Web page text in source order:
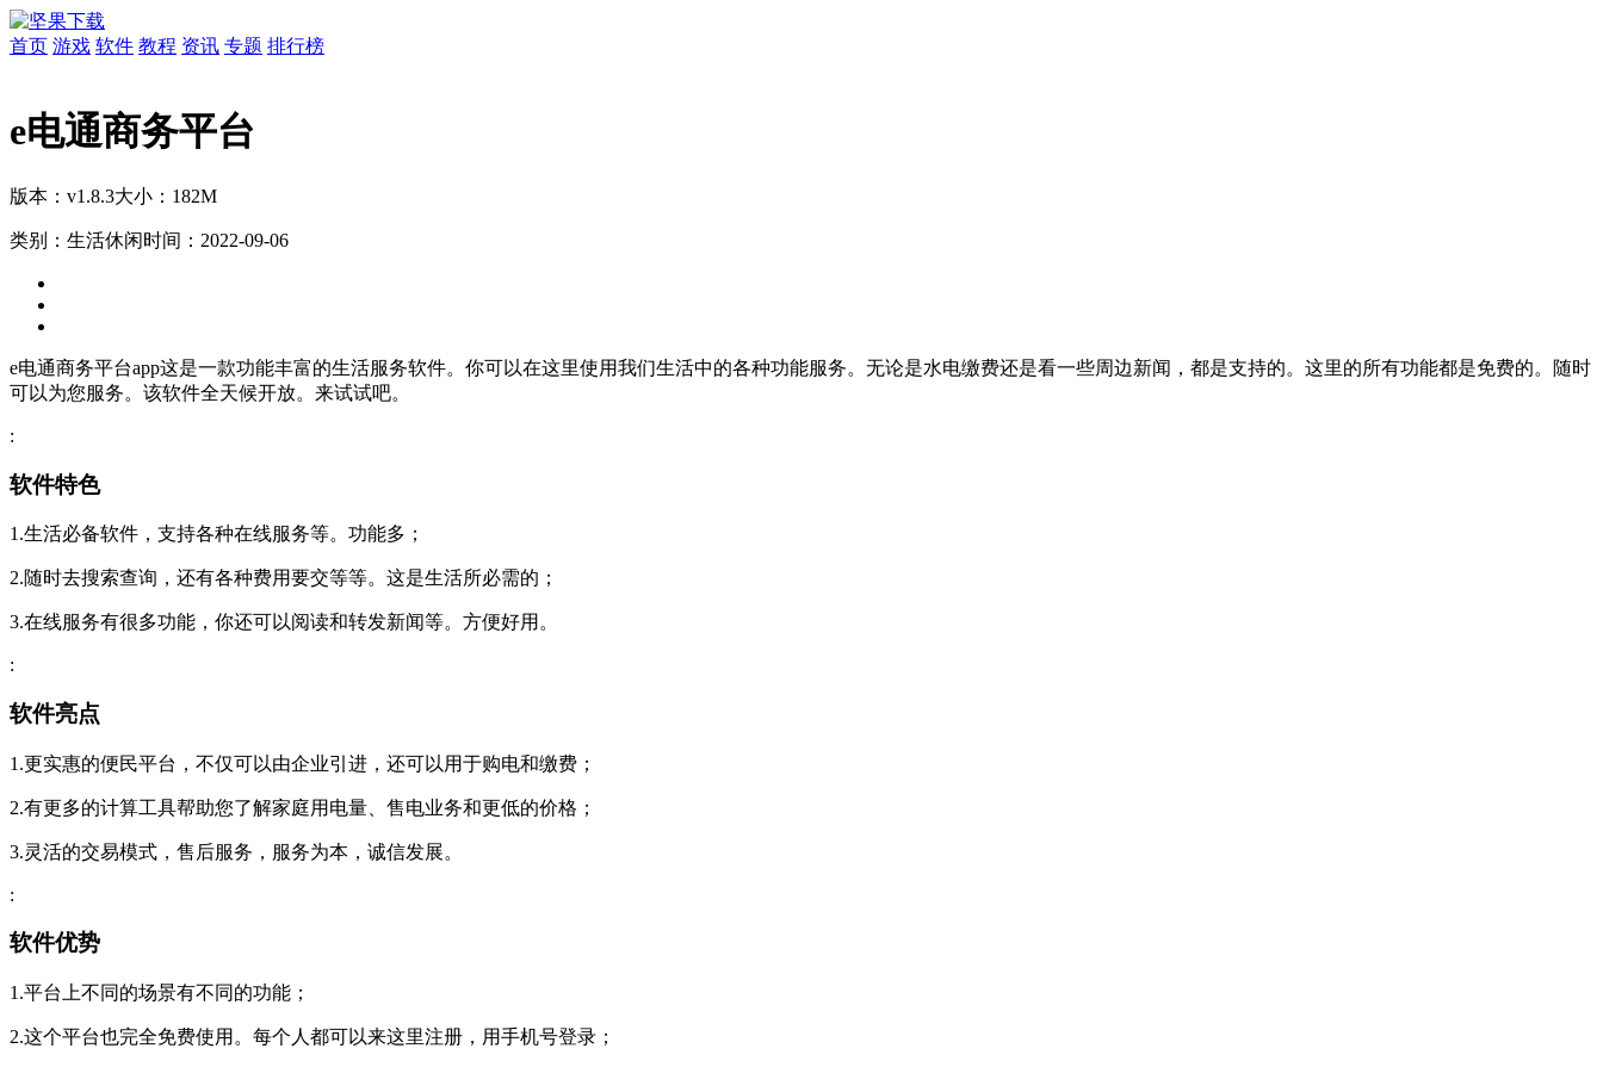
首页 游戏 软件 教程 资讯 专题 排行榜
e电通商务平台
版本：v1.8.3大小：182M
类别：生活休闲时间：2022-09-06
e电通商务平台app这是一款功能丰富的生活服务软件。你可以在这里使用我们生活中的各种功能服务。无论是水电缴费还是看一些周边新闻，都是支持的。这里的所有功能都是免费的。随时
可以为您服务。该软件全天候开放。来试试吧。
:
软件特色
1.生活必备软件，支持各种在线服务等。功能多；
2.随时去搜索查询，还有各种费用要交等等。这是生活所必需的；
3.在线服务有很多功能，你还可以阅读和转发新闻等。方便好用。
:
软件亮点
1.更实惠的便民平台，不仅可以由企业引进，还可以用于购电和缴费；
2.有更多的计算工具帮助您了解家庭用电量、售电业务和更低的价格；
3.灵活的交易模式，售后服务，服务为本，诚信发展。
:
软件优势
1.平台上不同的场景有不同的功能；
2.这个平台也完全免费使用。每个人都可以来这里注册，用手机号登录；